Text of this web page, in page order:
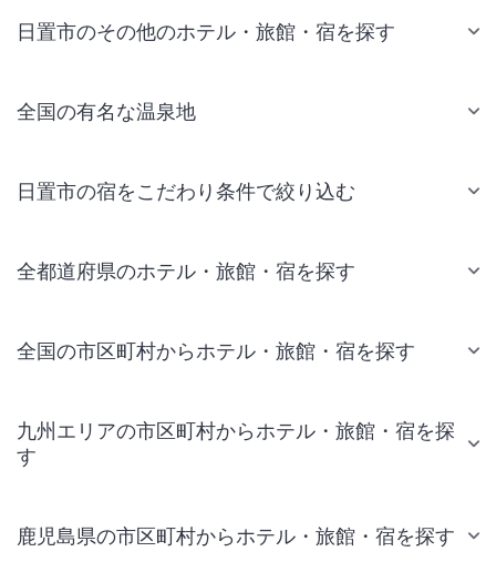
日置市のその他のホテル・旅館・宿を探す
全国の有名な温泉地
日置市の宿をこだわり条件で絞り込む
全都道府県のホテル・旅館・宿を探す
全国の市区町村からホテル・旅館・宿を探す
九州エリアの市区町村からホテル・旅館・宿を探
す
鹿児島県の市区町村からホテル・旅館・宿を探す